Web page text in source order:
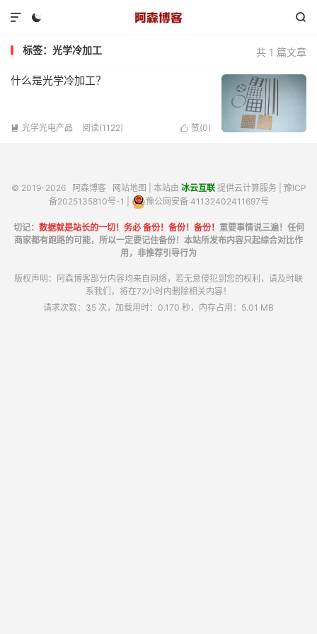
 

共 1 篇文章
标签：光学冷加工
什么是光学冷加工？
 赞(0)
 光学光电产品 阅读(1122)
© 2019-2026 阿森博客 网站地图 | 本站由 冰云互联提供云计算服务 | 豫ICP
备2025135810号-1
豫公网安备 41132402411697号
切记： 数据就是站长的一切！务必 备份！备份！备份！ 重要事情说三遍！任何
商家都有跑路的可能，所以一定要记住备份！本站所发布内容只起综合对比作
用，非推荐引导行为
版权声明：阿森博客部分内容均来自网络，若无意侵犯到您的权利，请及时联
系我们，将在72小时内删除相关内容！
请求次数：35 次，加载用时：0.170 秒，内存占用：5.01 MB